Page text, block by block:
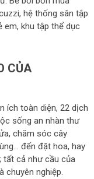
hệ thống sân tập
em, khu tập thể dục
CỦA
ích toàn diện, 22 dịch
sống an nhàn thư
chăm sóc cây
đến đặt hoa, hay
tất cả như cầu của
chuyên nghiệp.